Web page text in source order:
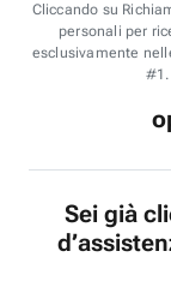
Cliccando su
personali per
esclusivamente
#1.
Sei già